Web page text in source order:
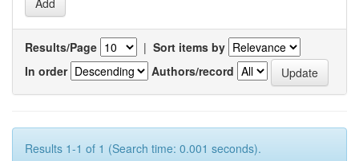
Results/Page | Sort items by
In order
Authors/record
Results 1-1 of 1 (Search time: 0.001 seconds).